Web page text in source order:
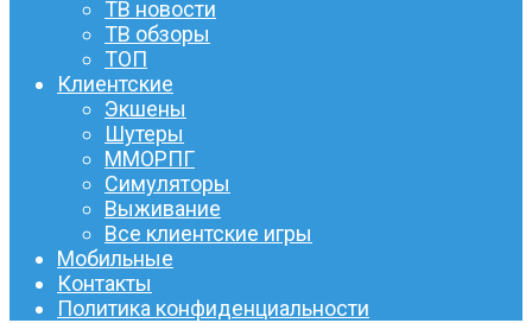
ТВ новости
ТВ обзоры
ТОП
Клиентские
Экшены
Шутеры
ММОРПГ
Симуляторы
Выживание
Все клиентские игры
Мобильные
Контакты
Политика конфиденциальности